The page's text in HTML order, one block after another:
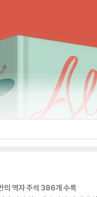
의 역자 주석 386개 수록